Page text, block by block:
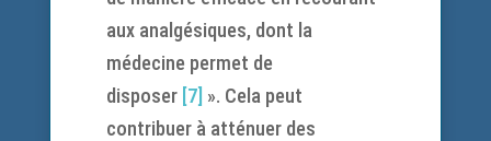
aux analgésiques, dont la
médecine permet de
disposer [7] ». Cela peut
contribuer à atténuer des